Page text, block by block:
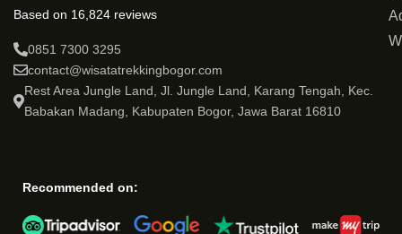
Based on 16,824 reviews
0851 7300 3295
contact@wisatatrekkingbogor.com
Rest Area Jungle Land, Jl. Jungle Land, Karang Tengah, Kec.
Babakan Madang, Kabupaten Bogor, Jawa Barat 16810
Recommended on: